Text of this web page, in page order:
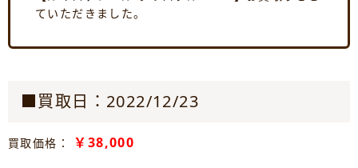
ていただきました。
■買取日：2022/12/23
買取価格： ￥38,000